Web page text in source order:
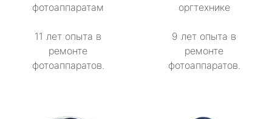
фотоаппаратам
11 лет опыта в
ремонте
фотоаппаратов.
оргтехнике
9 лет опыта в
ремонте
фотоаппаратов.